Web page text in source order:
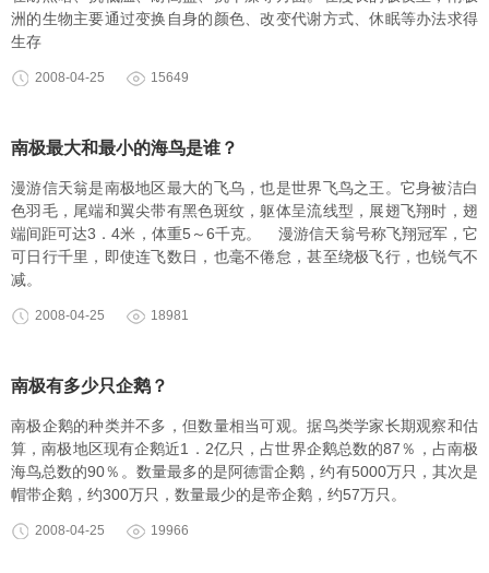
洲的生物主要通过变换自身的颜色、改变代谢方式、休眠等办法求得
生存
2008-04-25 15649
南极最大和最小的海鸟是谁？
漫游信天翁是南极地区最大的飞乌，也是世界飞鸟之王。它身被洁白
色羽毛，尾端和翼尖带有黑色斑纹，躯体呈流线型，展翅飞翔时，翅
端间距可达3．4米，体重5～6千克。 漫游信天翁号称飞翔冠军，它
可日行千里，即使连飞数日，也毫不倦怠，甚至绕极飞行，也锐气不
减。
2008-04-25 18981
南极有多少只企鹅？
南极企鹅的种类并不多，但数量相当可观。据鸟类学家长期观察和估
算，南极地区现有企鹅近1．2亿只，占世界企鹅总数的87％，占南极
海鸟总数的90％。数量最多的是阿德雷企鹅，约有5000万只，其次是
帽带企鹅，约300万只，数量最少的是帝企鹅，约57万只。
2008-04-25 19966